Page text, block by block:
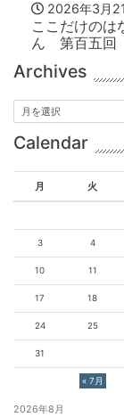
2026年3月
ここだけの
ん 第百五回
Archives
Calendar
2026年8月
月 火
« 7月
3 4
10 11
17 18
24 25
31